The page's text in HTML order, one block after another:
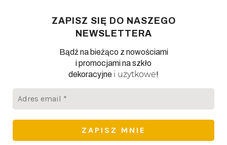
ZAPISZ SIĘ DO NASZEGO
NEWSLETTERA
Bądź na bieżąco z nowościami
i promocjami na szkło
dekoracyjne i użytkowe!